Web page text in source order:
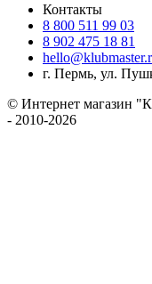
Контакты
8 800 511 99 03
8 902 475 18 81
г. Пермь, ул.
© Интернет магазин
- 2010-2026